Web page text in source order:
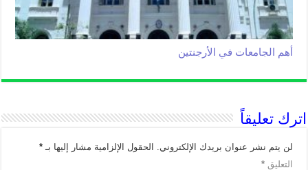
أهم الجامعات في الأرجنتين
اترك تعليقاً
لن يتم نشر عنوان بريدك الإلكتروني. الحقول الإلزامية مشار إليها بـ*
التعليق*